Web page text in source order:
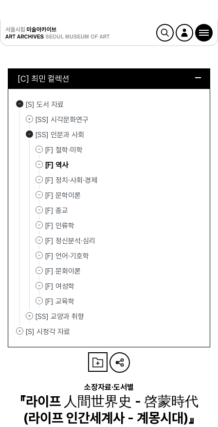
[C] 최민 컬렉션
[S] 도서 자료
[SS] 시각문화연구
[SS] 인문과 사회
[F] 철학·미학
[F] 역사
[F] 정치·사회·경제
[F] 문학이론
[F] 종교
[F] 인류학
[F] 정신분석·심리
[F] 언어·기호학
[F] 문화이론
[F] 여성학
[F] 교육학
[SS] 교양과 취향
[S] 시청각 자료
소장자료·도서별
『라이프 人間世界史 - 啓蒙時代
(라이프 인간세계사 - 계몽시대)』